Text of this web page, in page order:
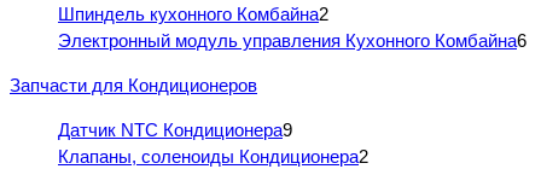
Шпиндель кухонного Комбайна2
Электронный модуль управления Кухонного Комбайна6
Запчасти для Кондиционеров
Датчик NTC Кондиционера9
Клапаны, соленоиды Кондиционера2